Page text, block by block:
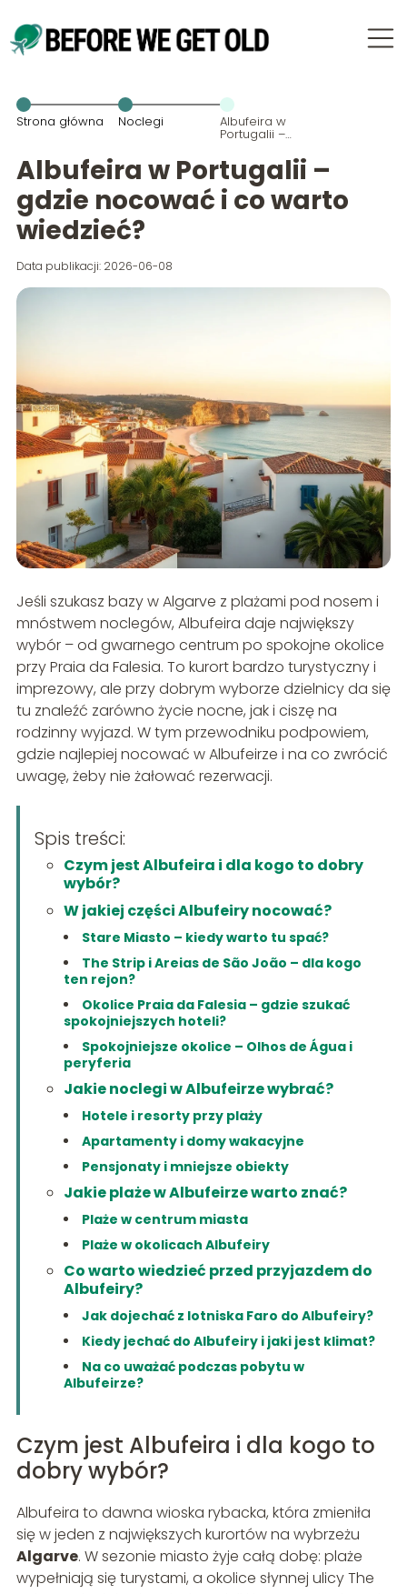
Strona główna Noclegi Albufeira w
Portugalii –
gdzie
nocować i co
warto
wiedzieć?
Albufeira w Portugalii –
gdzie nocować i co warto
wiedzieć?
Data publikacji: 2026-06-08
Jeśli szukasz bazy w Algarve z plażami pod nosem i
mnóstwem noclegów, Albufeira daje największy
wybór – od gwarnego centrum po spokojne okolice
przy Praia da Falesia. To kurort bardzo turystyczny i
imprezowy, ale przy dobrym wyborze dzielnicy da się
tu znaleźć zarówno życie nocne, jak i ciszę na
rodzinny wyjazd. W tym przewodniku podpowiem,
gdzie najlepiej nocować w Albufeirze i na co zwrócić
uwagę, żeby nie żałować rezerwacji.
Spis treści:
Czym jest Albufeira i dla kogo to dobry
wybór?
W jakiej części Albufeiry nocować?
Stare Miasto – kiedy warto tu spać?
The Strip i Areias de São João – dla kogo
ten rejon?
Okolice Praia da Falesia – gdzie szukać
spokojniejszych hoteli?
Spokojniejsze okolice – Olhos de Água i
peryferia
Jakie noclegi w Albufeirze wybrać?
Hotele i resorty przy plaży
Apartamenty i domy wakacyjne
Pensjonaty i mniejsze obiekty
Jakie plaże w Albufeirze warto znać?
Plaże w centrum miasta
Plaże w okolicach Albufeiry
Co warto wiedzieć przed przyjazdem do
Albufeiry?
Jak dojechać z lotniska Faro do Albufeiry?
Kiedy jechać do Albufeiry i jaki jest klimat?
Na co uważać podczas pobytu w
Albufeirze?
Czym jest Albufeira i dla kogo to
dobry wybór?
Albufeira to dawna wioska rybacka, która zmieniła
się w jeden z największych kurortów na wybrzeżu
Algarve. W sezonie miasto żyje całą dobę: plaże
wypełniają się turystami, a okolice słynnej ulicy The